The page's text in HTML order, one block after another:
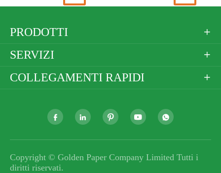
PRODOTTI 
SERVIZI 
COLLEGAMENTI RAPIDI 
    
Copyright © Golden Paper Company Limited Tutti i
diritti riservati.